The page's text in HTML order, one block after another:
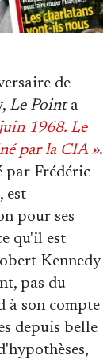
de
Le Pointa
1968. Le
par la CIA ».
par Frédéric
est
pour ses
qu'il est
Kennedy
pas du
à son compte
depuis belle